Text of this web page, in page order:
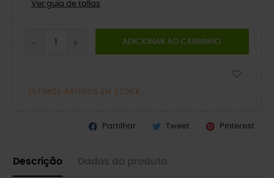
Ver guía de tallas
ADICIONAR AO CARRINHO
ÚLTIMOS ARTIGOS EM STOCK
Partilhar Tweet Pinterest
Descrição